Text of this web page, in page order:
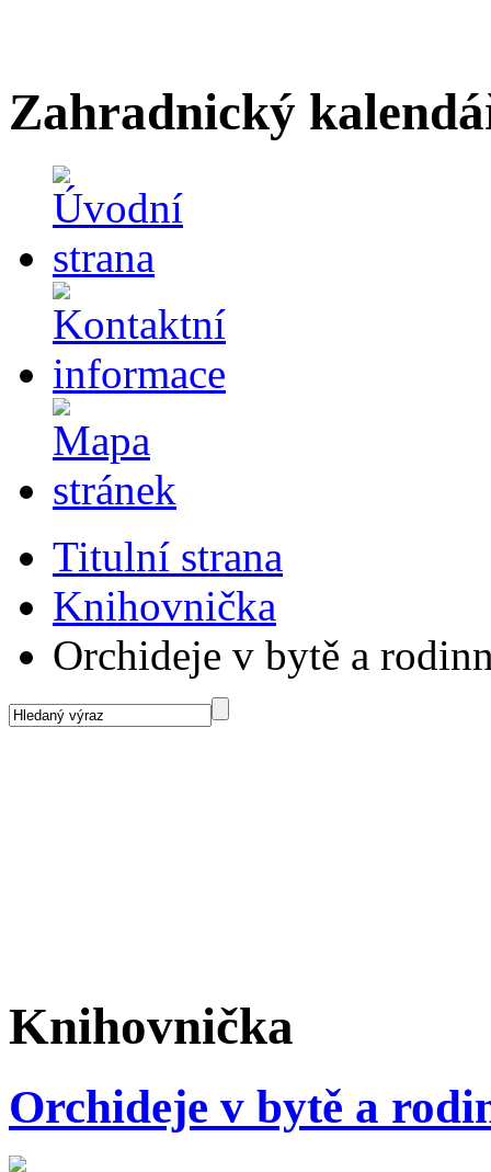
Zahradnický
Titulní strana
Knihovnička
Orchideje v bytě a
Knihovnička
Orchideje v bytě a